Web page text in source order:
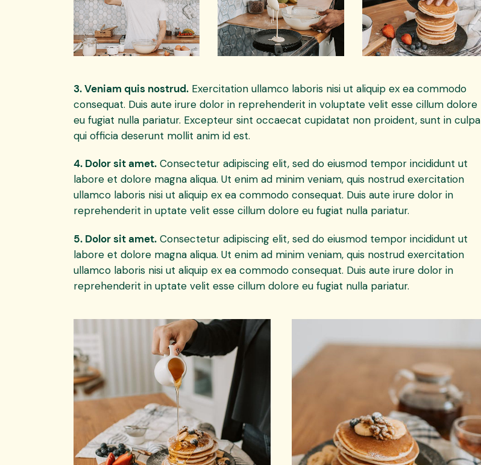
3. Veniam quis nostrud. Exercitation ullamco laboris nisi ut aliquip ex ea commodo
consequat. Duis aute irure dolor in reprehenderit in voluptate velit esse cillum dolore
eu fugiat nulla pariatur. Excepteur sint occaecat cupidatat non proident, sunt in culpa
qui officia deserunt mollit anim id est.
4. Dolor sit amet. Consectetur adipiscing elit, sed do eiusmod tempor incididunt ut
labore et dolore magna aliqua. Ut enim ad minim veniam, quis nostrud exercitation
ullamco laboris nisi ut aliquip ex ea commodo consequat. Duis aute irure dolor in
reprehenderit in uptate velit esse cillum dolore eu fugiat nulla pariatur.
5. Dolor sit amet. Consectetur adipiscing elit, sed do eiusmod tempor incididunt ut
labore et dolore magna aliqua. Ut enim ad minim veniam, quis nostrud exercitation
ullamco laboris nisi ut aliquip ex ea commodo consequat. Duis aute irure dolor in
reprehenderit in uptate velit esse cillum dolore eu fugiat nulla pariatur.